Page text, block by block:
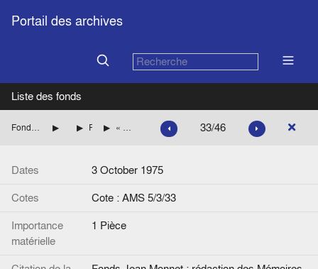
Portail des archives
Liste des fonds
Fonds Jean Monnet : rédaction des Mémoires Parution des mémoires « Amis aux Etats-Unis ». Liste remise à A. Grall. 33/46
Dates
3 October 1975
Cotes
Cote : AMS 5/3/33
Importance
matérielle
1 Pièce